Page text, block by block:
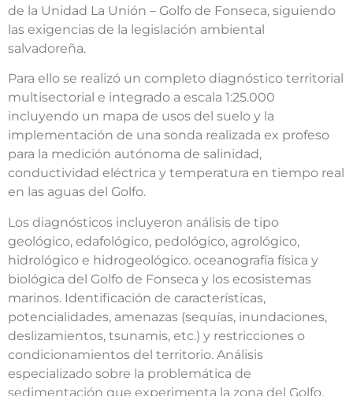
de la Unidad La Unión – Golfo de Fonseca, siguiendo
las exigencias de la legislación ambiental
salvadoreña.
Para ello se realizó un completo diagnóstico territorial
multisectorial e integrado a escala 1:25.000
incluyendo un mapa de usos del suelo y la
implementación de una sonda realizada ex profeso
para la medición autónoma de salinidad,
conductividad eléctrica y temperatura en tiempo real
en las aguas del Golfo.
Los diagnósticos incluyeron análisis de tipo
geológico, edafológico, pedológico, agrológico,
hidrológico e hidrogeológico. oceanografía física y
biológica del Golfo de Fonseca y los ecosistemas
marinos. Identificación de características,
potencialidades, amenazas (sequías, inundaciones,
deslizamientos, tsunamis, etc.) y restricciones o
condicionamientos del territorio. Análisis
especializado sobre la problemática de
sedimentación que experimenta la zona del Golfo.